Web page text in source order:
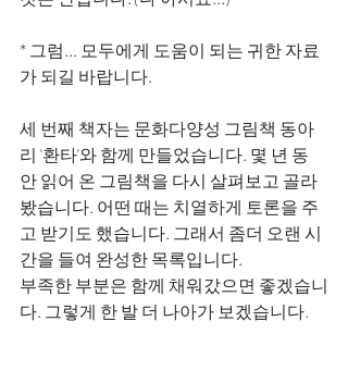
* 그럼... 모두에게 도움이 되는 귀한 자료
가 되길 바랍니다.
세 번째 책자는 문화다양성 그림책 동아
리 '환타'와 함께 만들었습니다. 몇 년 동
안 읽어 온 그림책을 다시 살펴보고 골라
봤습니다. 어떤 때는 치열하게 토론을 주
고 받기도 했습니다. 그래서 좀더 오랜 시
간을 들여 완성한 목록입니다.
부족한 부분은 함께 채워갔으면 좋겠습니
다. 그렇게 한 발 더 나아가 보겠습니다.